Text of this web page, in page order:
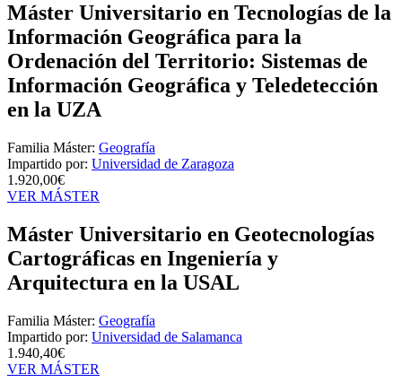
Máster Universitario en Tecnologías de la
Información Geográfica para la
Ordenación del Territorio: Sistemas de
Información Geográfica y Teledetección
en la UZA
Familia Máster: Geografía
Impartido por: Universidad de Zaragoza
1.920,00€
VER MÁSTER
Máster Universitario en Geotecnologías
Cartográficas en Ingeniería y
Arquitectura en la USAL
Familia Máster: Geografía
Impartido por: Universidad de Salamanca
1.940,40€
VER MÁSTER